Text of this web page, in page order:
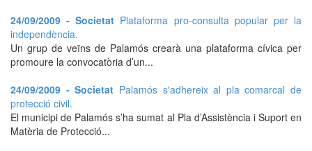
24/09/2009 - Societat Plataforma pro-consulta popular per la
independència.
Un grup de veïns de Palamós crearà una plataforma cívica per
promoure la convocatòria d’un...
24/09/2009 - Societat Palamós s'adhereix al pla comarcal de
protecció civil.
El municipi de Palamós s’ha sumat al Pla d’Assistència i Suport en
Matèria de Protecció...